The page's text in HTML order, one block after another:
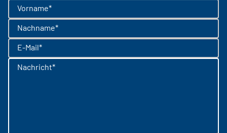
Vorname*
Nachname*
E-Mail*
Nachricht*